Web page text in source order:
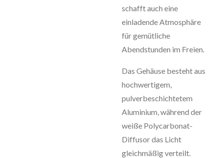
schafft auch eine
einladende Atmosphäre
für gemütliche
Abendstunden im Freien.
Das Gehäuse besteht aus
hochwertigem,
pulverbeschichtetem
Aluminium, während der
weiße Polycarbonat-
Diffusor das Licht
gleichmäßig verteilt.